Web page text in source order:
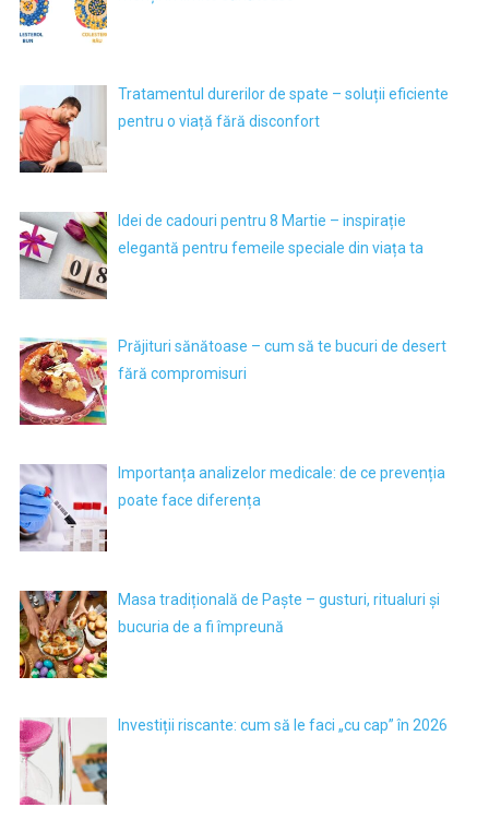
Tratamentul durerilor de spate – soluții eficiente
pentru o viață fără disconfort
Idei de cadouri pentru 8 Martie – inspirație
elegantă pentru femeile speciale din viața ta
Prăjituri sănătoase – cum să te bucuri de desert
fără compromisuri
Importanța analizelor medicale: de ce prevenția
poate face diferența
Masa tradițională de Paște – gusturi, ritualuri și
bucuria de a fi împreună
Investiții riscante: cum să le faci „cu cap” în 2026